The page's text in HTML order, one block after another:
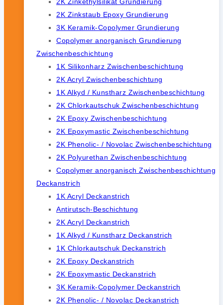
2K Zinkstaub Epoxy Grundierung
3K Keramik-Copolymer Grundierung
Copolymer anorganisch Grundierung
Zwischenbeschichtung
1K Silikonharz Zwischenbeschichtung
2K Acryl Zwischenbeschichtung
1K Alkyd / Kunstharz Zwischenbeschichtung
2K Chlorkautschuk Zwischenbeschichtung
2K Epoxy Zwischenbeschichtung
2K Epoxymastic Zwischenbeschichtung
2K Phenolic- / Novolac Zwischenbeschichtung
2K Polyurethan Zwischenbeschichtung
Copolymer anorganisch Zwischenbeschichtung
Deckanstrich
1K Acryl Deckanstrich
Antirutsch-Beschichtung
2K Acryl Deckanstrich
1K Alkyd / Kunstharz Deckanstrich
1K Chlorkautschuk Deckanstrich
2K Epoxy Deckanstrich
2K Epoxymastic Deckanstrich
3K Keramik-Copolymer Deckanstrich
2K Phenolic- / Novolac Deckanstrich